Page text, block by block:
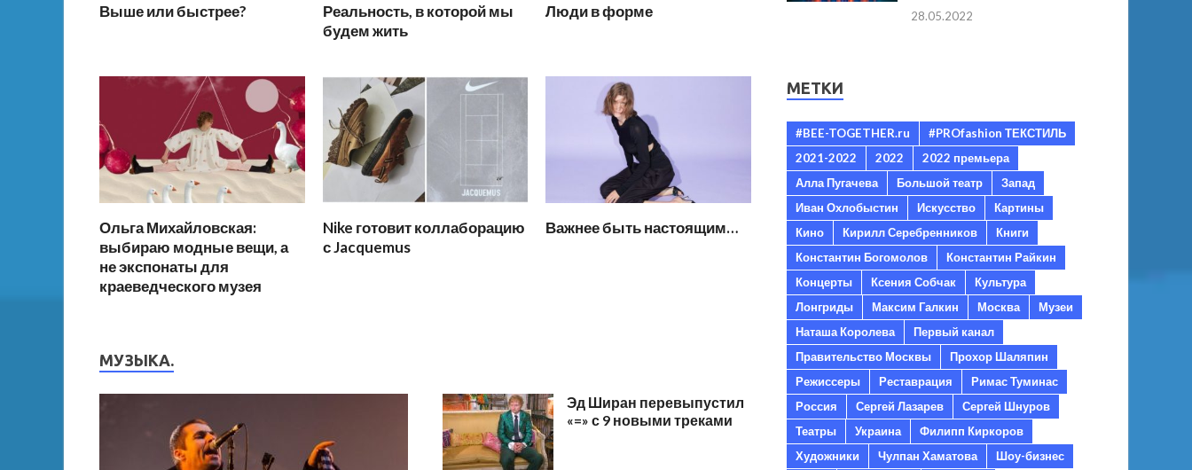
Выше или быстрее?
Реальность, в которой мы
будем жить
Люди в форме
Ольга Михайловская:
выбираю модные вещи, а
не экспонаты для
краеведческого музея
Nike готовит коллаборацию
с Jacquemus
Важнее быть настоящим…
МУЗЫКА.
Эд Ширан перевыпустил
«=» с 9 новыми треками
28.05.2022
МЕТКИ
#BEE-TOGETHER.ru
#PROfashion ТЕКСТИЛЬ
2021-2022
2022
2022 премьера
Алла Пугачева
Большой театр
Запад
Иван Охлобыстин
Искусство
Картины
Кино
Кирилл Серебренников
Книги
Константин Богомолов
Константин Райкин
Концерты
Ксения Собчак
Культура
Лонгриды
Максим Галкин Москва
Музеи
Наташа Королева
Первый канал
Правительство Москвы
Прохор Шаляпин
Режиссеры
Реставрация
Римас Туминас
Россия
Сергей Лазарев
Сергей Шнуров
Театры
Украина
Филипп Киркоров
Художники
Чулпан Хаматова Шоу-бизнес